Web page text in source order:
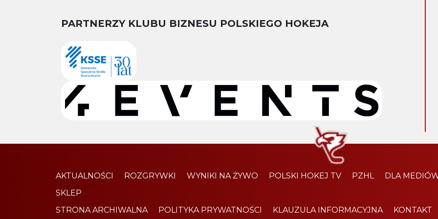
PARTNERZY KLUBU BIZNESU POLSKIEGO HOKEJA
AKTUALNOŚCI ROZGRYWKI WYNIKI NA ŻYWO POLSKI HOKEJ TV PZHL
DLA
SKLEP
STRONA ARCHIWALNA
POLITYKA PRYWATNOŚCI KLAUZULA INFORMACYJNA KONTAKT